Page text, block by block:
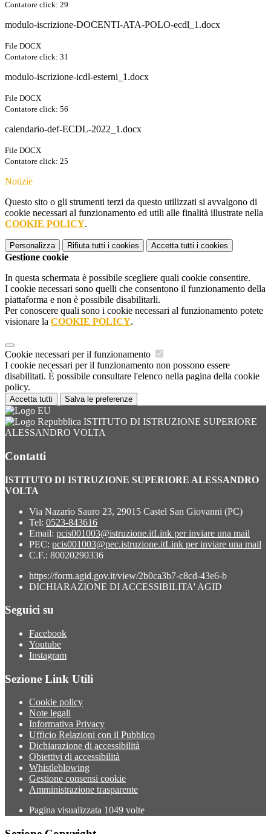
Contatore click: 29
modulo-iscrizione-DOCENTI-ATA-POLO-ecdl_1.docx
File DOCX
Contatore click: 31
modulo-iscrizione-icdl-esterni_1.docx
File DOCX
Contatore click: 56
calendario-def-ECDL-2022_1.docx
File DOCX
Contatore click: 25
Notizie
Questo sito o gli strumenti terzi da questo utilizzati si avvalgono di
cookie necessari al funzionamento ed utili alle finalità illustrate nella
COOKIE POLICY.
Personalizza Rifiuta tutti i cookies Accetta tutti i cookies
Gestione cookie
In questa schermata è possibile scegliere quali cookie consentire.
I cookie necessari sono quelli che consentono il funzionamento della
piattaforma e non è possibile disabilitarli.
Per conoscere quali sono i cookie necessari al funzionamento potete
visionare la COOKIE POLICY.
Cookie necessari per il funzionamento
I cookie necessari per il funzionamento non possono essere
disabilitati. È possibile consultare l'elenco nella pagina della cookie
policy.
Accetta tutti Salva le preferenze
ISTITUTO DI ISTRUZIONE SUPERIORE
ALESSANDRO VOLTA
Contatti
ISTITUTO DI ISTRUZIONE SUPERIORE ALESSANDRO
VOLTA
Via Nazario Sauro 23, 29015 Castel San Giovanni (PC)
Tel: 0523-843616
Email: pcis001003@istruzione.itLink per inviare una mail
PEC: pcis001003@pec.istruzione.itLink per inviare una mail
C.F.: 80020290336
https://form.agid.gov.it/view/2b0ca3b7-c8cd-43e6-b
DICHIARAZIONE DI ACCESSIBILITA' AGID
Seguici su
Facebook
Youtube
Instagram
Sezione Link Utili
Cookie policy
Note legali
Informativa Privacy
Ufficio Relazioni con il Pubblico
Dichiarazione di accessibilità
Obiettivi di accessibilità
Whistleblowing
Gestione consensi cookie
Amministrazione trasparente
Pagina visualizzata 1049 volte